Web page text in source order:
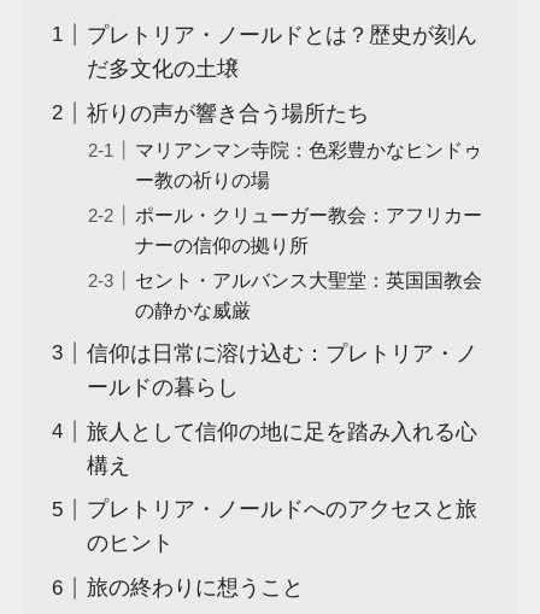
プレトリア・ノールドとは？歴史が刻ん
だ多文化の土壌
祈りの声が響き合う場所たち
マリアンマン寺院：色彩豊かなヒンドゥ
ー教の祈りの場
ポール・クリューガー教会：アフリカー
ナーの信仰の拠り所
セント・アルバンス大聖堂：英国国教会
の静かな威厳
信仰は日常に溶け込む：プレトリア・ノ
ールドの暮らし
旅人として信仰の地に足を踏み入れる心
構え
プレトリア・ノールドへのアクセスと旅
のヒント
旅の終わりに想うこと